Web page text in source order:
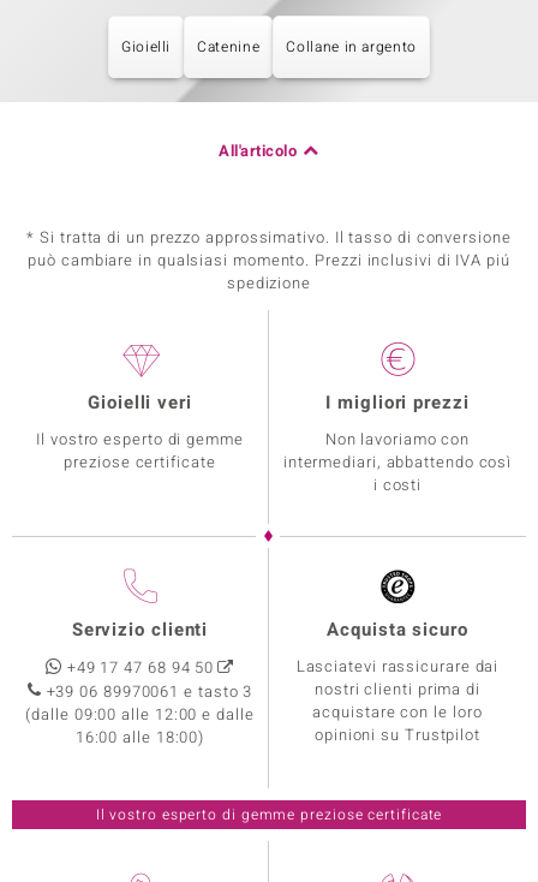
Gioielli Catenine Collane in argento
All'articolo
* Si tratta di un prezzo approssimativo. Il tasso di conversione
può cambiare in qualsiasi momento. Prezzi inclusivi di IVA piú
spedizione
Gioielli veri
Il vostro esperto di gemme
preziose certificate
I migliori prezzi
Non lavoriamo con
intermediari, abbattendo così
i costi
Servizio clienti
+49 17 47 68 94 50
+39 06 89970061 e tasto 3
(dalle 09:00 alle 12:00 e dalle
16:00 alle 18:00)
Acquista sicuro
Lasciatevi rassicurare dai
nostri clienti prima di
acquistare con le loro
opinioni su Trustpilot
Il vostro esperto di gemme preziose certificate